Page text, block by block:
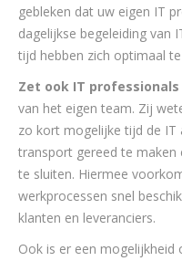
gebleken dat uw eigen IT
dagelijkse begeleiding van
tijd hebben zich optimaal
Zet ook IT professionals
van het eigen team. Zij
zo kort mogelijke tijd de IT
transport gereed te maken
te sluiten. Hiermee
werkprocessen snel
klanten en leveranciers.
Ook is er een mogelijkheid